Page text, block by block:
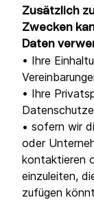
Zusätzlich
Zwecken
Daten
• Ihre
• Ihre
• sofern wir
oder
kontaktieren
einzuleiten,
zufügen